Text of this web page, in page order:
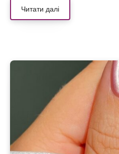
Читати далі